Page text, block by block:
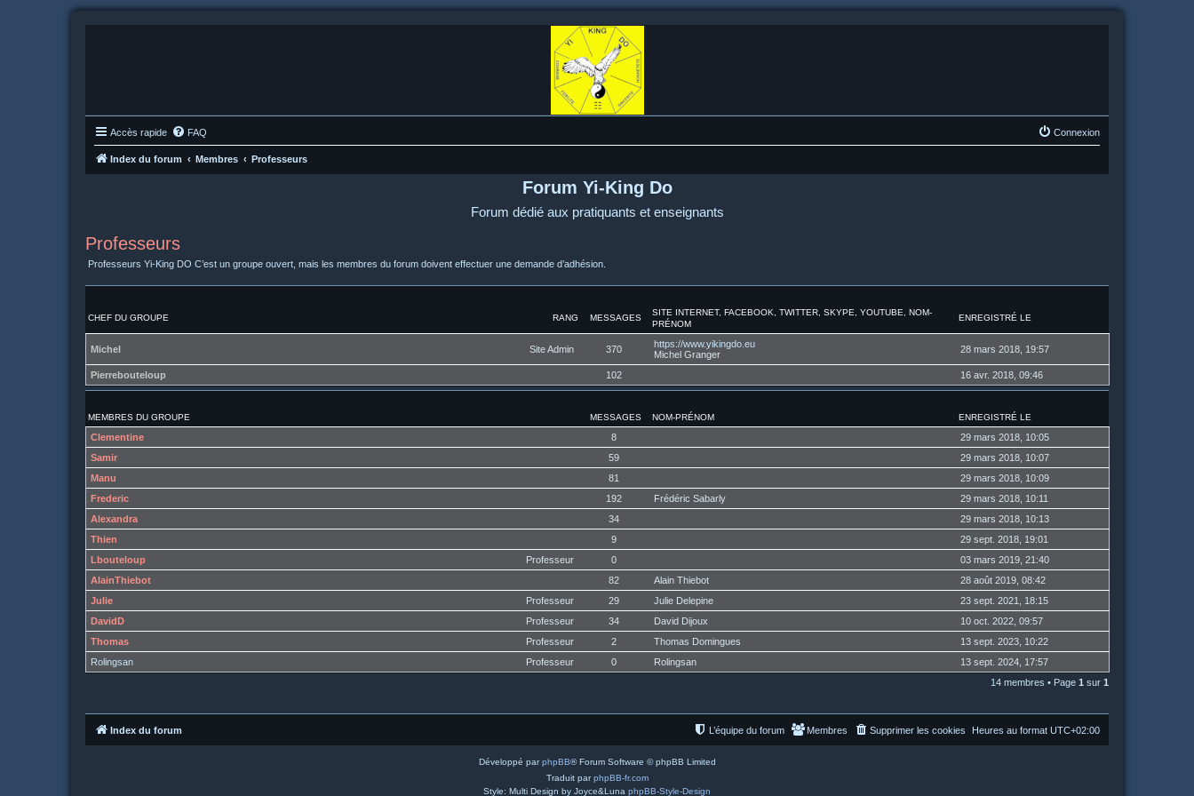
Accès rapide FAQ Connexion
Index du forum Membres Professeurs
Forum Yi-King Do
Forum dédié aux pratiquants et enseignants
Professeurs
Professeurs Yi-King DO C’est un groupe ouvert, mais les membres du forum doivent effectuer une demande d’adhésion.
RANG
CHEF DU GROUPE MESSAGES
SITE INTERNET, FACEBOOK, TWITTER, SKYPE, YOUTUBE, NOM-
PRÉNOM
ENREGISTRÉ LE
Site Admin
Michel 370
https://www.yikingdo.eu
Michel Granger
28 mars 2018, 19:57
Pierrebouteloup 102 16 avr. 2018, 09:46
MEMBRES DU GROUPE MESSAGES NOM-PRÉNOM ENREGISTRÉ LE
Clementine 8
29 mars 2018, 10:05
Samir
59
29 mars 2018, 10:07
Manu
81
29 mars 2018, 10:09
Frederic
192 Frédéric Sabarly
29 mars 2018, 10:11
Alexandra
34
29 mars 2018, 10:13
Thien
9
29 sept. 2018, 19:01
Professeur
Lbouteloup 0
03 mars 2019, 21:40
AlainThiebot
82 Alain Thiebot
28 août 2019, 08:42
Professeur
Julie 29 Julie Delepine
23 sept. 2021, 18:15
Professeur
DavidD 34 David Dijoux
10 oct. 2022, 09:57
Professeur
Thomas 2 Thomas Domingues
13 sept. 2023, 10:22
Professeur
Rolingsan 0 Rolingsan
13 sept. 2024, 17:57
14 membres • Page 1 sur 1
Index du forum Heures au format UTC+02:00
Supprimer les cookies
Membres
L’équipe du forum
Développé parphpBB® Forum Software © phpBB Limited
Traduit parphpBB-fr.com
Style: Multi Design by Joyce&Luna phpBB-Style-Design